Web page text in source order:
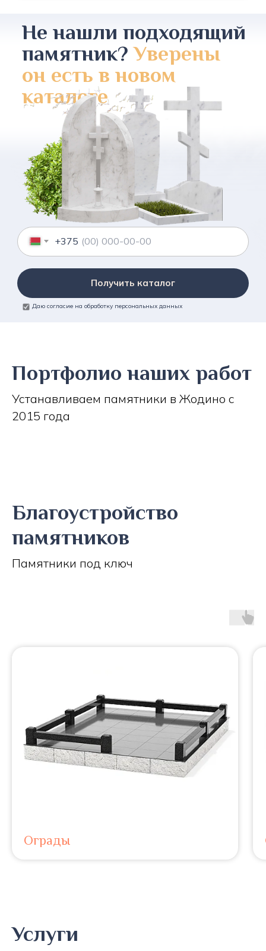
Не нашли подходящий
памятник?Уверены
он есть в новом
каталоге
+375
Получить каталог
Даю согласие на обработку персональных данных
Портфолио наших работ
Устанавливаем памятники в Жодино с
2015 года
Благоустройство
памятников
Памятники под ключ
Ограды
Услуги